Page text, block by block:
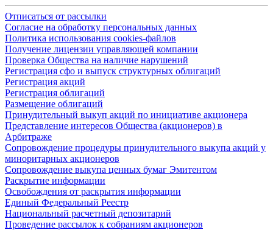
Отписаться от рассылки
Согласие на обработку персональных данных
Политика использования cookies-файлов
Получение лицензии управляющей компании
Проверка Общества на наличие нарушений
Регистрация сфо и выпуск структурных облигаций
Регистрация акций
Регистрация облигаций
Размещение облигаций
Принудительный выкуп акций по инициативе акционера
Представление интересов Общества (акционеров) в
Арбитраже
Сопровождение процедуры принудительного выкупа акций у
миноритарных акционеров
Сопровождение выкупа ценных бумаг Эмитентом
Раскрытие информации
Освобождения от раскрытия информации
Единый Федеральный Реестр
Национальный расчетный депозитарий
Проведение рассылок к собраниям акционеров